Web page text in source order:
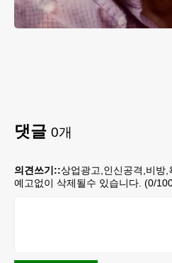
댓글 0개
의견쓰기::상업광고,인신공격,비방
예고없이 삭제될수 있습니다. (0/